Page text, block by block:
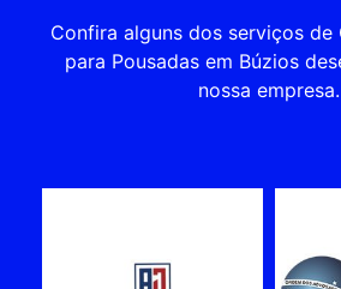
Confira alguns dos serviços de
para Pousadas em Búzios
nossa empresa.